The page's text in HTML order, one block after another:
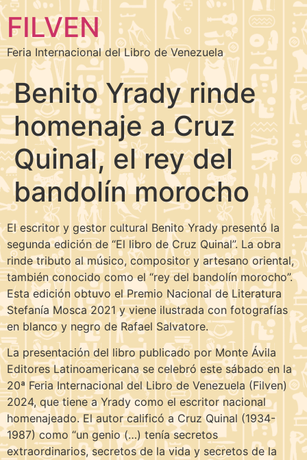
FILVEN
Feria Internacional del Libro de Venezuela
Benito Yrady rinde
homenaje a Cruz
Quinal, el rey del
bandolín morocho
El escritor y gestor cultural Benito Yrady presentó la
segunda edición de “El libro de Cruz Quinal”. La obra
rinde tributo al músico, compositor y artesano oriental,
también conocido como el “rey del bandolín morocho”.
Esta edición obtuvo el Premio Nacional de Literatura
Stefanía Mosca 2021 y viene ilustrada con fotografías
en blanco y negro de Rafael Salvatore.
La presentación del libro publicado por Monte Ávila
Editores Latinoamericana se celebró este sábado en la
20ª Feria Internacional del Libro de Venezuela (Filven)
2024, que tiene a Yrady como el escritor nacional
homenajeado. El autor calificó a Cruz Quinal (1934-
1987) como “un genio (…) tenía secretos
extraordinarios, secretos de la vida y secretos de la